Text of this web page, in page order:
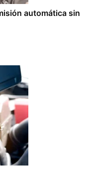
automática sin